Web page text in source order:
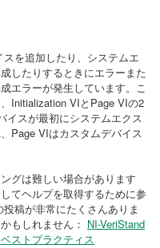
を追加したり、システムエ
したりするときにエラーまた
エラーが発生しています。こ
Initialization VIとPage VIの2
イスが最初にシステムエクス
Page VIはカスタムデバイス
グは難しい場合があります
てヘルプを取得するために参
投稿が非常にたくさんありま
もしれません： NI-VeriStand
ストプラクティス